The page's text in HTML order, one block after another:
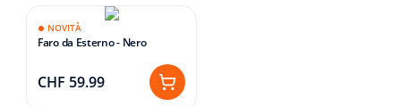
NOVITÀ
Faro da Esterno - Nero
CHF 59.99